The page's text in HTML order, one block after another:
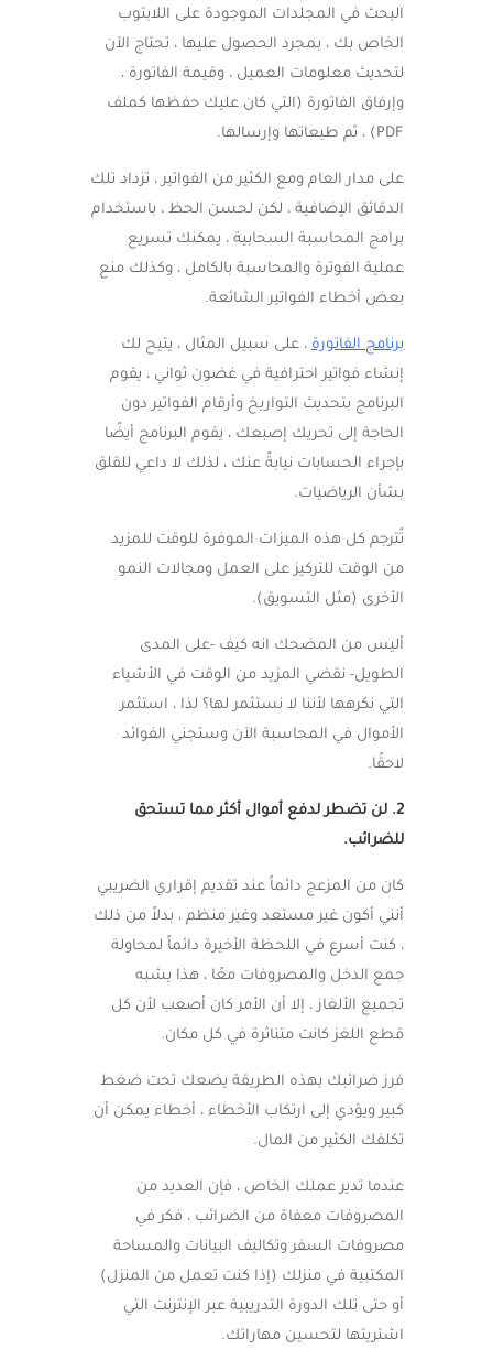
البحث في المجلدات الموجودة على اللابتوب
الخاص بك ، بمجرد الحصول عليها ، تحتاج الآن
لتحديث معلومات العميل ، وقيمة الفاتورة ،
وإرفاق الفاتورة (التي كان عليك حفظها كملف
PDF) ، ثم طبعاتها وإرسالها.
على مدار العام ومع الكثير من الفواتير ، تزداد تلك
الدقائق الإضافية ، لكن لحسن الحظ ، باستخدام
برامج المحاسبة السحابية ، يمكنك تسريع
عملية الفوترة والمحاسبة بالكامل ، وكذلك منع
بعض أخطاء الفواتير الشائعة.
برنامج الفاتورة، على سبيل المثال ، يتيح لك
إنشاء فواتير احترافية في غضون ثواني ، يقوم
البرنامج بتحديث التواريخ وأرقام الفواتير دون
الحاجة إلى تحريك إصبعك ، يقوم البرنامج أيضًا
بإجراء الحسابات نيابةً عنك ، لذلك لا داعي للقلق
بشأن الرياضيات.
تُترجم كل هذه الميزات الموفرة للوقت للمزيد
من الوقت للتركيز على العمل ومجالات النمو
الأخرى (مثل التسويق).
أليس من المضحك انه كيف -على المدى
الطويل- نقضي المزيد من الوقت في الأشياء
التي نكرهها لأننا لا نستثمر لها؟ لذا ، استثمر
الأموال في المحاسبة الآن وستجني الفوائد
لاحقًا.
2. لن تضطر لدفع أموال أكثر مما تستحق
للضرائب.
كان من المزعج دائماً عند تقديم إقراري الضريبي
أنني أكون غير مستعد وغير منظم ، بدلاً من ذلك
، كنت أسرع في اللحظة الأخيرة دائماً لمحاولة
جمع الدخل والمصروفات معًا ، هذا يشبه
تجميع الألغاز ، إلا أن الأمر كان أصعب لأن كل
قطع اللغز كانت متناثرة في كل مكان.
فرز ضرائبك بهذه الطريقة يضعك تحت ضغط
كبير ويؤدي إلى ارتكاب الأخطاء ، أخطاء يمكن أن
تكلفك الكثير من المال.
عندما تدير عملك الخاص ، فإن العديد من
المصروفات معفاة من الضرائب ، فكر في
مصروفات السفر وتكاليف البيانات والمساحة
المكتبية في منزلك (إذا كنت تعمل من المنزل)
أو حتى تلك الدورة التدريبية عبر الإنترنت التي
اشتريتها لتحسين مهاراتك.